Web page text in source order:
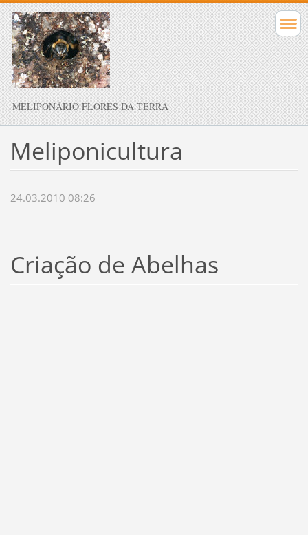
MELIPONÁRIO FLORES DA TERRA
Meliponicultura
24.03.2010 08:26
Criação de Abelhas